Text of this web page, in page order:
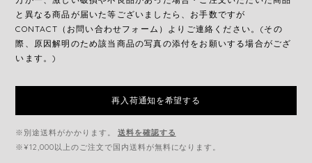
と異なる商品が届いた等ございましたら、お手数ですが
CONTACT（お問い合わせフォーム）よりご連絡ください。(その
際、原因解明のため該当商品の写真の添付をお願いする場合がござ
います。)
再入荷通知を希望する
※別途送料がかかります。
送料を確認する
※¥12,000以上のご注文で国内送料が無料になります。